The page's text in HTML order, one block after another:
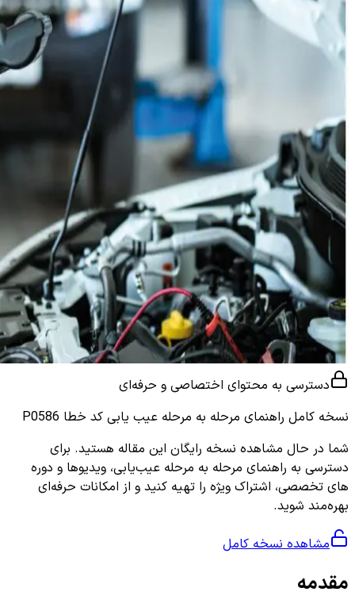
دسترسی به محتوای اختصاصی و حرفه‌ای
نسخه کامل راهنمای مرحله به مرحله عیب یابی کد خطا P0586
شما در حال مشاهده نسخه رایگان این مقاله هستید. برای
دسترسی به راهنمای مرحله به مرحله عیب‌یابی، ویدیوها و دوره
های تخصصی، اشتراک ویژه را تهیه کنید و از امکانات حرفه‌ای
بهره‌مند شوید.
مشاهده نسخه کامل
مقدمه